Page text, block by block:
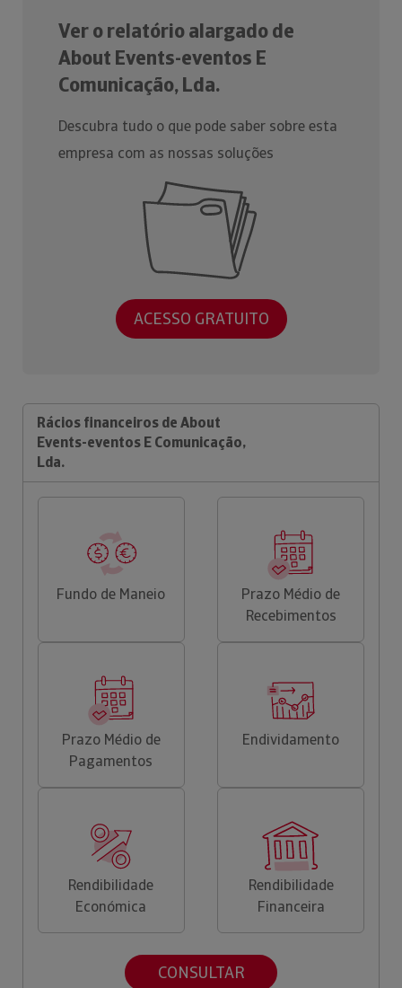
Ver o relatório alargado de
About Events-eventos E
Comunicação, Lda.
Descubra tudo o que pode saber sobre esta
empresa com as nossas soluções
ACESSO GRATUITO
Rácios financeiros de About
Events-eventos E Comunicação,
Lda.
Fundo de Maneio
Prazo Médio de
Recebimentos
Prazo Médio de
Pagamentos
Endividamento
Rendibilidade
Económica
Rendibilidade
Financeira
CONSULTAR